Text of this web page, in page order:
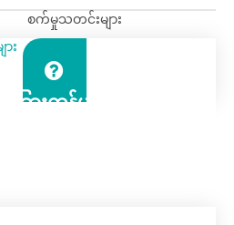
စက်မှုသတင်းများ
း
ခြားကုန်ပစ္စည်းပေးသွင်း
ေးလို့ရမလား။ ထိုအခါ